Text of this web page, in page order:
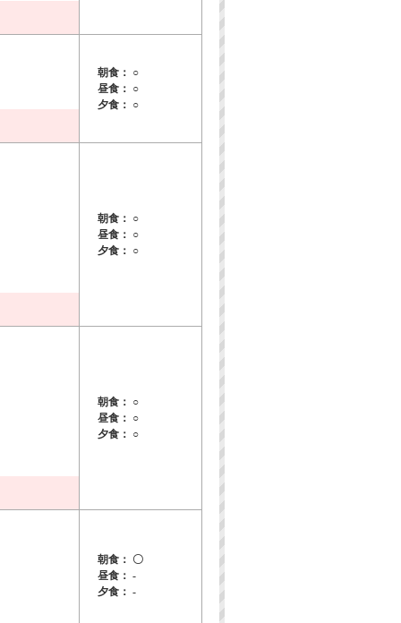
朝食： ○
昼食： ○
夕食： ○
朝食： ○
昼食： ○
夕食： ○
朝食： ○
昼食： ○
夕食： ○
朝食： 〇
昼食： -
夕食： -